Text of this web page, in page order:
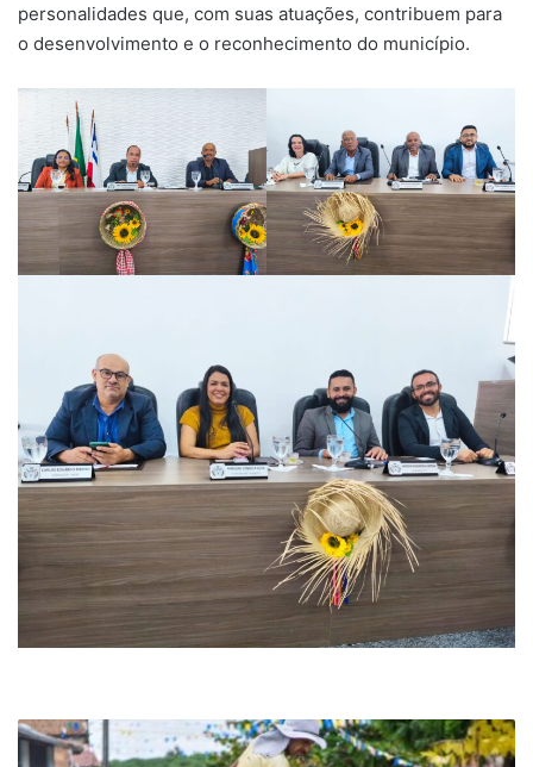
personalidades que, com suas atuações, contribuem para
o desenvolvimento e o reconhecimento do município.
Limpa
Tudo